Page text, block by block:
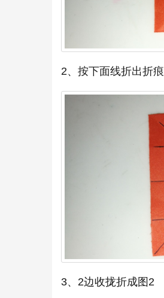
2、按下面线折出折痕
3、2边收拢折成图2